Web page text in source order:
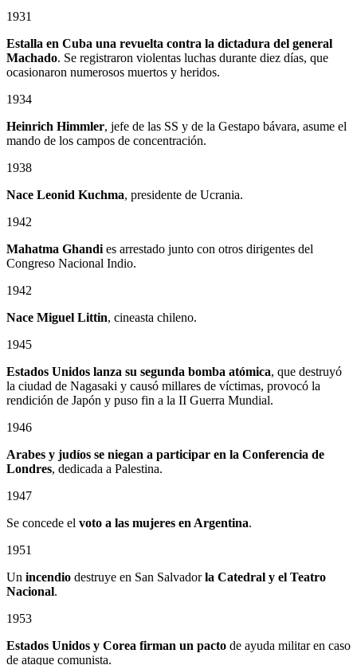
1931
Estalla en Cuba una revuelta contra la dictadura del general
Machado. Se registraron violentas luchas durante diez días, que
ocasionaron numerosos muertos y heridos.
1934
Heinrich Himmler, jefe de las SS y de la Gestapo bávara, asume el
mando de los campos de concentración.
1938
Nace Leonid Kuchma, presidente de Ucrania.
1942
Mahatma Ghandi es arrestado junto con otros dirigentes del
Congreso Nacional Indio.
1942
Nace Miguel Littin, cineasta chileno.
1945
Estados Unidos lanza su segunda bomba atómica, que destruyó
la ciudad de Nagasaki y causó millares de víctimas, provocó la
rendición de Japón y puso fin a la II Guerra Mundial.
1946
Arabes y judíos se niegan a participar en la Conferencia de
Londres, dedicada a Palestina.
1947
Se concede el voto a las mujeres en Argentina.
1951
Un incendio destruye en San Salvadorla Catedral y el Teatro
Nacional.
1953
Estados Unidos y Corea firman un pacto de ayuda militar en caso
de ataque comunista.